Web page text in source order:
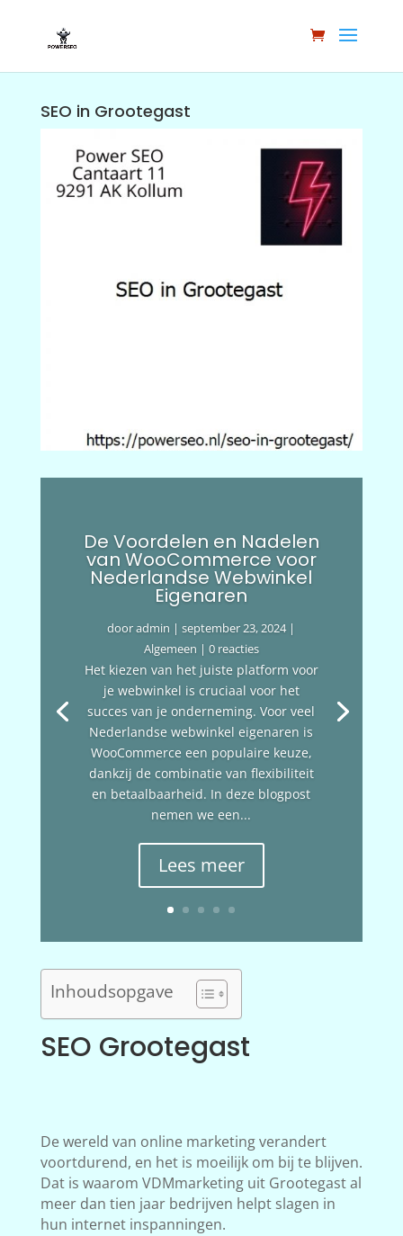
SEO in Grootegast
De Voordelen en Nadelen
van WooCommerce voor
Nederlandse Webwinkel
Eigenaren
dooradmin |september 23, 2024|
Algemeen | 0 reacties
Het kiezen van het juiste platform voor
je webwinkel is cruciaal voor het
succes van je onderneming. Voor veel
Nederlandse webwinkel eigenaren is
WooCommerce een populaire keuze,
dankzij de combinatie van flexibiliteit
en betaalbaarheid. In deze blogpost
nemen we een...
Lees meer
Inhoudsopgave
SEO Grootegast
De wereld van online marketing verandert
voortdurend, en het is moeilijk om bij te blijven.
Dat is waarom VDMmarketing uit Grootegast al
meer dan tien jaar bedrijven helpt slagen in
hun internet inspanningen.